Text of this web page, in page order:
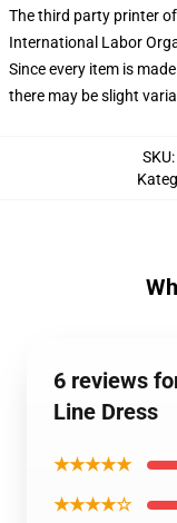
The third party printer
International Labor
Since every item is
there may be slight
SKU:
6 reviews
Line Dress
★★★★★
★★★★☆